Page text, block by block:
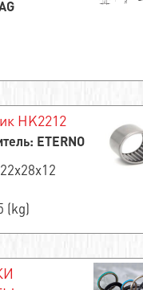
HK2212
ETERNO
(kg)